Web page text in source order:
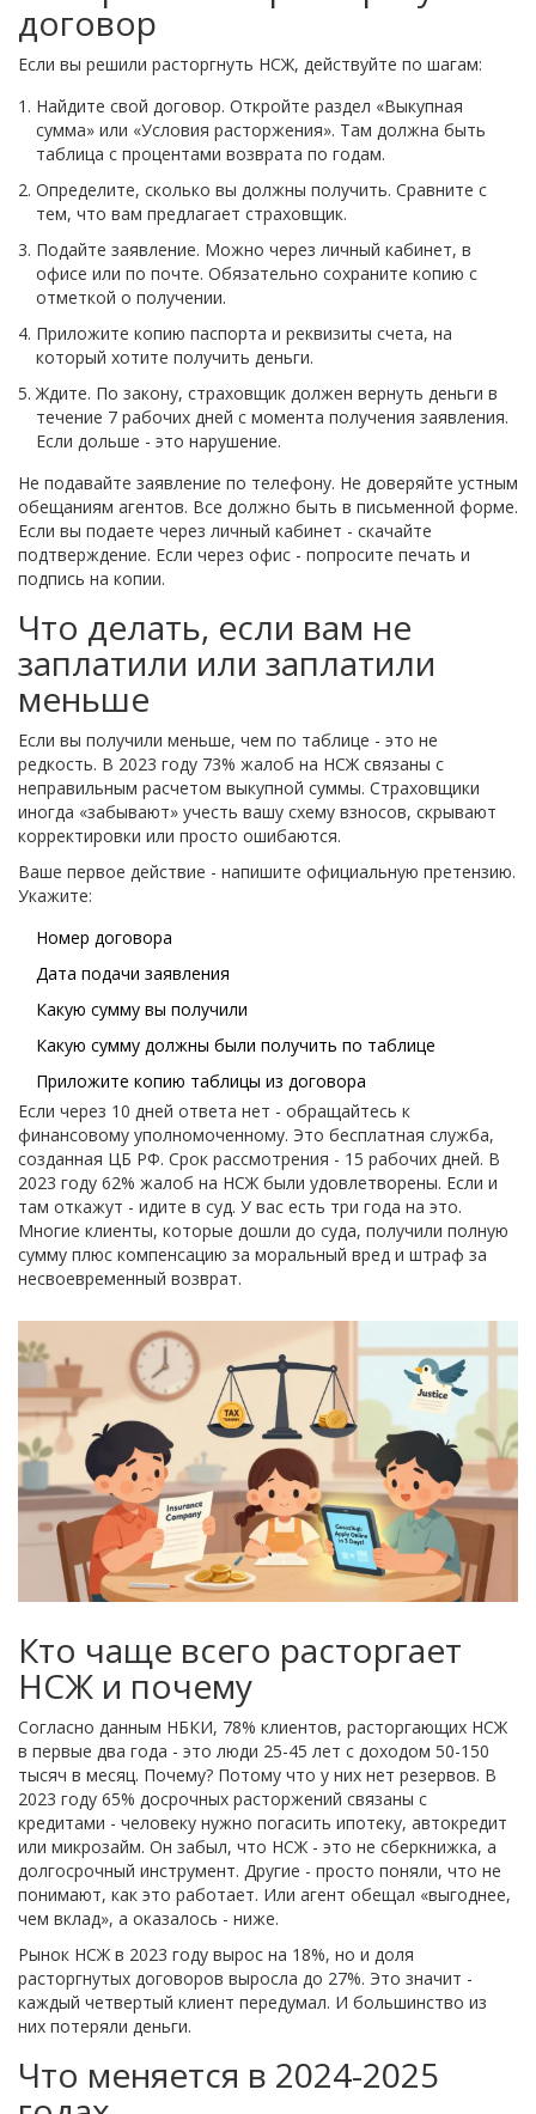
договор
Если вы решили расторгнуть НСЖ, действуйте по шагам:
Найдите свой договор. Откройте раздел «Выкупная
сумма» или «Условия расторжения». Там должна быть
таблица с процентами возврата по годам.
Определите, сколько вы должны получить. Сравните с
тем, что вам предлагает страховщик.
Подайте заявление. Можно через личный кабинет, в
офисе или по почте. Обязательно сохраните копию с
отметкой о получении.
Приложите копию паспорта и реквизиты счета, на
который хотите получить деньги.
Ждите. По закону, страховщик должен вернуть деньги в
течение 7 рабочих дней с момента получения заявления.
Если дольше - это нарушение.
Не подавайте заявление по телефону. Не доверяйте устным
обещаниям агентов. Все должно быть в письменной форме.
Если вы подаете через личный кабинет - скачайте
подтверждение. Если через офис - попросите печать и
подпись на копии.
Что делать, если вам не
заплатили или заплатили
меньше
Если вы получили меньше, чем по таблице - это не
редкость. В 2023 году 73% жалоб на НСЖ связаны с
неправильным расчетом выкупной суммы. Страховщики
иногда «забывают» учесть вашу схему взносов, скрывают
корректировки или просто ошибаются.
Ваше первое действие - напишите официальную претензию.
Укажите:
Номер договора
Дата подачи заявления
Какую сумму вы получили
Какую сумму должны были получить по таблице
Приложите копию таблицы из договора
Если через 10 дней ответа нет - обращайтесь к
финансовому уполномоченному. Это бесплатная служба,
созданная ЦБ РФ. Срок рассмотрения - 15 рабочих дней. В
2023 году 62% жалоб на НСЖ были удовлетворены. Если и
там откажут - идите в суд. У вас есть три года на это.
Многие клиенты, которые дошли до суда, получили полную
сумму плюс компенсацию за моральный вред и штраф за
несвоевременный возврат.
Кто чаще всего расторгает
НСЖ и почему
Согласно данным НБКИ, 78% клиентов, расторгающих НСЖ
в первые два года - это люди 25-45 лет с доходом 50-150
тысяч в месяц. Почему? Потому что у них нет резервов. В
2023 году 65% досрочных расторжений связаны с
кредитами - человеку нужно погасить ипотеку, автокредит
или микрозайм. Он забыл, что НСЖ - это не сберкнижка, а
долгосрочный инструмент. Другие - просто поняли, что не
понимают, как это работает. Или агент обещал «выгоднее,
чем вклад», а оказалось - ниже.
Рынок НСЖ в 2023 году вырос на 18%, но и доля
расторгнутых договоров выросла до 27%. Это значит -
каждый четвертый клиент передумал. И большинство из
них потеряли деньги.
Что меняется в 2024-2025